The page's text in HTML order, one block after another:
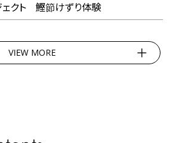
ェクト 鰹節けずり体験
VIEW MORE